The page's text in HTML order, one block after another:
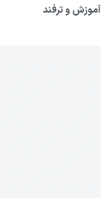
آموزش و ترفند